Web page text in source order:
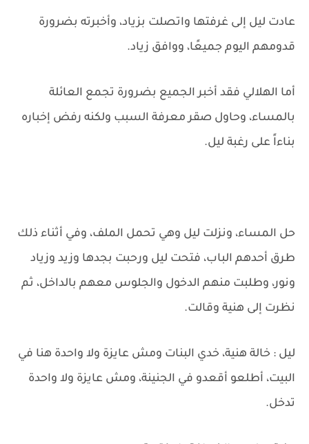
عادت ليل إلى غرفتها واتصلت بزياد، وأخبرته بضرورة
قدومهم اليوم جميعًا، ووافق زياد.
أما الهلالي فقد أخبر الجميع بضرورة تجمع العائلة
بالمساء، وحاول صقر معرفة السبب ولكنه رفض إخباره
بناءاً على رغبة ليل.
حل المساء، ونزلت ليل وهي تحمل الملف، وفي أثناء ذلك
طرق أحدهم الباب، فتحت ليل ورحبت بجدها وزيد وزياد
ونور، وطلبت منهم الدخول والجلوس معهم بالداخل، ثم
نظرت إلى هنية وقالت.
ليل : خالة هنية، خدي البنات ومش عايزة ولا واحدة هنا في
البيت، أطلعو أقعدو في الجنينة، ومش عايزة ولا واحدة
تدخل.